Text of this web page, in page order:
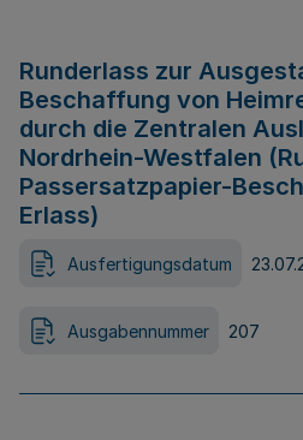
Runderlass zur
Beschaffung von
durch die Zentralen
Nordrhein-Westfalen
Passersatzpapier-
Erlass)
Ausfertigungsdatum
Ausgabennummer 207